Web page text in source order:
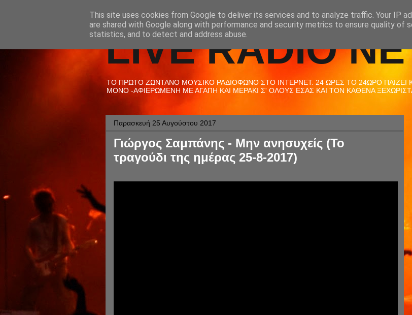
LIVE RADIO
ΤΟ ΠΡΩΤΟ ΖΩΝΤΑΝΟ ΜΟΥΣΙΚΟ ΡΑΔΙΟΦΩΝΟ ΣΤΟ ΙΝΤΕΡΝΕΤ. 24 ΩΡΕΣ ΤΟ 24ΩΡΟ ΠΑΙΖΕΙ
ΜΟΝΟ -ΑΦΙΕΡΩΜΕΝΗ ΜΕ ΑΓΑΠΗ ΚΑΙ ΜΕΡΑΚΙ Σ' ΟΛΟΥΣ ΕΣΑΣ ΚΑΙ ΤΟΝ ΚΑΘΕΝΑ
Παρασκευή 25 Αυγούστου 2017
Γιώργος Σαμπάνης - Μην ανησυχείς (Το
τραγούδι της ημέρας 25-8-2017)
This site uses cookies from Google to deliver its services and to analyze traffic. Your IP
are shared with Google along with performance and security metrics to ensure quality of
statistics, and to detect and address abuse.